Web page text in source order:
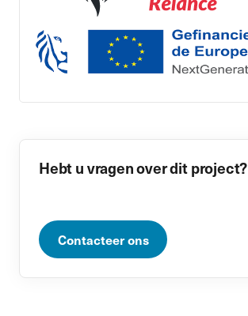
Hebt u vragen over dit project?
Contacteer ons